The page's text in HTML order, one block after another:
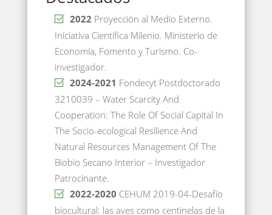
2022 Proyección al Medio Externo.
Iniciativa Científica Milenio. Ministerio de
Economía, Fomento y Turismo. Co-
investigador.
2024-2021 Fondecyt Postdoctorado
3210039 – Water Scarcity And
Cooperation: The Role Of Social Capital In
The Socio-ecological Resilience And
Natural Resources Management Of The
Biobio Secano Interior – Investigador
Patrocinante.
2022-2020 CEHUM 2019-04-Desafío
biocultural: las aves como centinelas de la